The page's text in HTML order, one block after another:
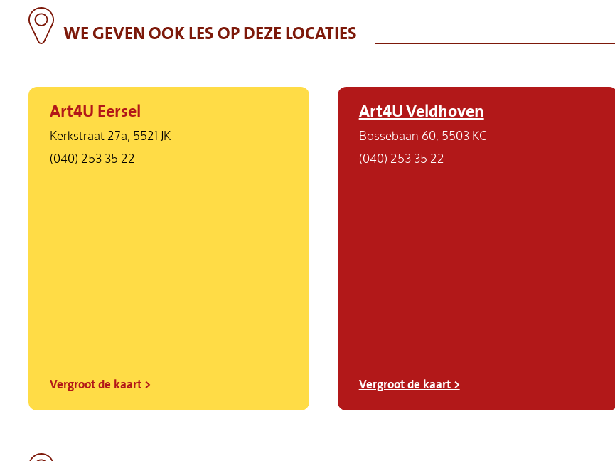
WE GEVEN OOK LES OP DEZE LOCATIES
Art4U Eersel
Kerkstraat 27a, 5521 JK
(040) 253 35 22
Vergroot de kaart >
Art4U Veldhoven
Bossebaan 60, 5503 KC
(040) 253 35 22
Vergroot de kaart >